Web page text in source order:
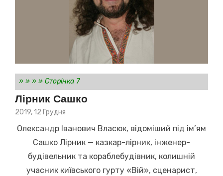
» » » » Сторінка 7
Лірник Сашко
Posted
2019, 12 Грудня
Олександр Іванович Власюк, відоміший під ім’ям
Сашко Лірник — казкар-лірник, інженер-
будівельник та кораблебудівник, колишній
учасник київського гурту «Вій», сценарист,